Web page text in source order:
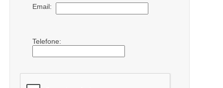
Email:
Telefone: